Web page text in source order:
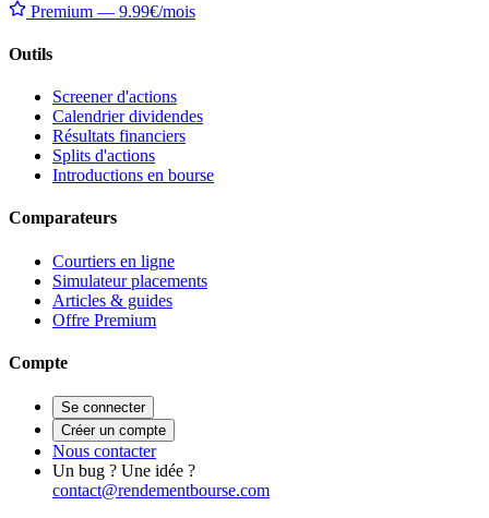
Premium — 9.99€/mois
Outils
Screener d'actions
Calendrier dividendes
Résultats financiers
Splits d'actions
Introductions en bourse
Comparateurs
Courtiers en ligne
Simulateur placements
Articles & guides
Offre Premium
Compte
Se connecter
Créer un compte
Nous contacter
Un bug ? Une idée ?
contact@rendementbourse.com